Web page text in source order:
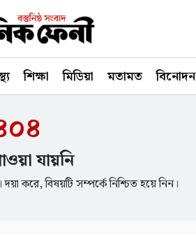
শিক্ষা মিডিয়া মতামত বিনোদন
যায়নি
করে, বিষয়টি সম্পর্কে নিশ্চিত হয়ে নিন।